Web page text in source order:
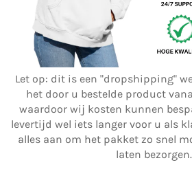
Let op: dit is een "dropshipping"
het door u bestelde product
waardoor wij kosten kunnen
levertijd wel iets langer voor u als
alles aan om het pakket zo snel
laten bezorgen.